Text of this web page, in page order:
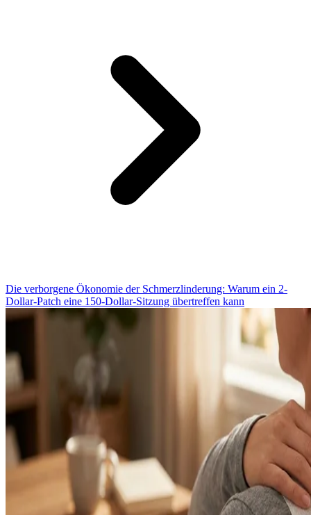
Die verborgene Ökonomie der Schmerzlinderung: Warum ein 2-
Dollar-Patch eine 150-Dollar-Sitzung übertreffen kann